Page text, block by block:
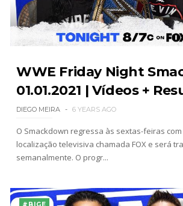
WWE Friday Night
01.01.2021 | Vídeos +
DIEGO MEIRA 6 YEARS AGO
O Smackdown regressa às sextas-feiras
localização televisiva chamada FOX e será
semanalmente. O progr...
#BIGE